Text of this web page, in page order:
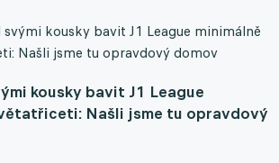
kousky bavit J1 League minimálně
Našli jsme tu opravdový domov
kousky bavit J1 League
Našli jsme tu opravdový